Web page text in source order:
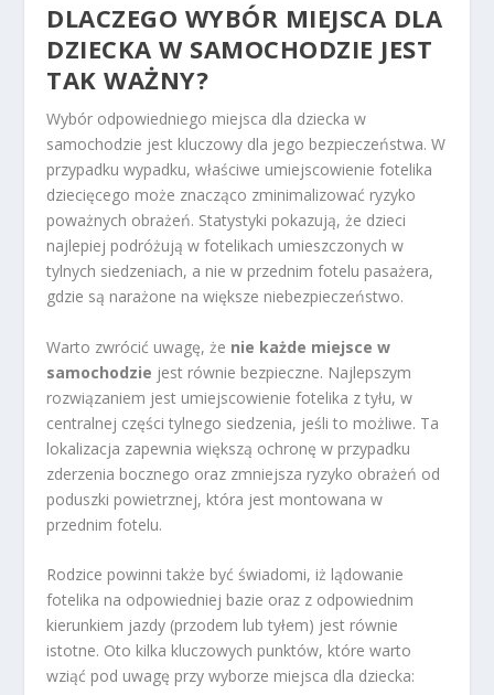
DLACZEGO WYBÓR MIEJSCA DLA
DZIECKA W SAMOCHODZIE JEST
TAK WAŻNY?
Wybór odpowiedniego miejsca dla dziecka w
samochodzie jest kluczowy dla jego bezpieczeństwa. W
przypadku wypadku, właściwe umiejscowienie fotelika
dziecięcego może znacząco zminimalizować ryzyko
poważnych obrażeń. Statystyki pokazują, że dzieci
najlepiej podróżują w fotelikach umieszczonych w
tylnych siedzeniach, a nie w przednim fotelu pasażera,
gdzie są narażone na większe niebezpieczeństwo.
Warto zwrócić uwagę, że nie każde miejsce w
samochodzie jest równie bezpieczne. Najlepszym
rozwiązaniem jest umiejscowienie fotelika z tyłu, w
centralnej części tylnego siedzenia, jeśli to możliwe. Ta
lokalizacja zapewnia większą ochronę w przypadku
zderzenia bocznego oraz zmniejsza ryzyko obrażeń od
poduszki powietrznej, która jest montowana w
przednim fotelu.
Rodzice powinni także być świadomi, iż lądowanie
fotelika na odpowiedniej bazie oraz z odpowiednim
kierunkiem jazdy (przodem lub tyłem) jest równie
istotne. Oto kilka kluczowych punktów, które warto
wziąć pod uwagę przy wyborze miejsca dla dziecka: